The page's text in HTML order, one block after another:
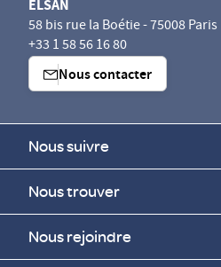
ELSAN
58 bis rue la Boétie - 75008 Paris
+33 1 58 56 16 80
Nous contacter
Nous suivre
Nous trouver
Nous rejoindre